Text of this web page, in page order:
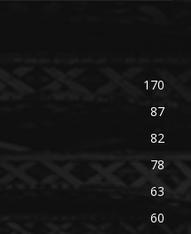
170
87
82
78
63
60